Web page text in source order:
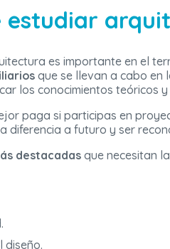
estudiar
es importante en el
que se llevan a cabo en
los conocimientos teóricos
paga si participas en
diferencia a futuro y ser
destacadasque necesitan
diseño.